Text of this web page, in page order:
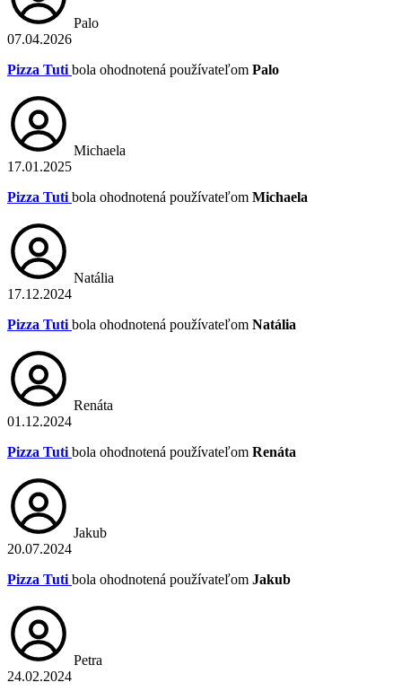
Palo
07.04.2026
Pizza Tuti bola ohodnotená používateľom Palo
Michaela
17.01.2025
Pizza Tuti bola ohodnotená používateľom Michaela
Natália
17.12.2024
Pizza Tuti bola ohodnotená používateľom Natália
Renáta
01.12.2024
Pizza Tuti bola ohodnotená používateľom Renáta
Jakub
20.07.2024
Pizza Tuti bola ohodnotená používateľom Jakub
Petra
24.02.2024